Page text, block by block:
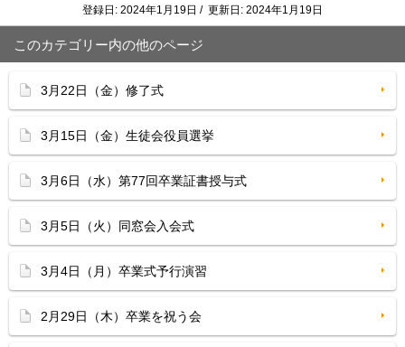
登録日: 2024年1月19日 / 更新日: 2024年1月19日
このカテゴリー内の他のページ
3月22日（金）修了式
3月15日（金）生徒会役員選挙
3月6日（水）第77回卒業証書授与式
3月5日（火）同窓会入会式
3月4日（月）卒業式予行演習
2月29日（木）卒業を祝う会